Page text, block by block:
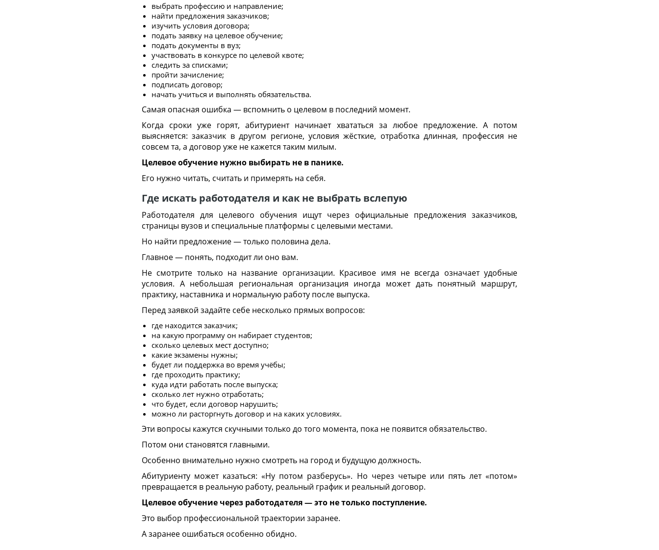
выбрать профессию и направление;
найти предложения заказчиков;
изучить условия договора;
подать заявку на целевое обучение;
подать документы в вуз;
участвовать в конкурсе по целевой квоте;
следить за списками;
пройти зачисление;
подписать договор;
начать учиться и выполнять обязательства.
Самая опасная ошибка — вспомнить о целевом в последний момент.
Когда сроки уже горят, абитуриент начинает хвататься за любое предложение. А потом
выясняется: заказчик в другом регионе, условия жёсткие, отработка длинная, профессия не
совсем та, а договор уже не кажется таким милым.
Целевое обучение нужно выбирать не в панике.
Его нужно читать, считать и примерять на себя.
Где искать работодателя и как не выбрать вслепую
Работодателя для целевого обучения ищут через официальные предложения заказчиков,
страницы вузов и специальные платформы с целевыми местами.
Но найти предложение — только половина дела.
Главное — понять, подходит ли оно вам.
Не смотрите только на название организации. Красивое имя не всегда означает удобные
условия. А небольшая региональная организация иногда может дать понятный маршрут,
практику, наставника и нормальную работу после выпуска.
Перед заявкой задайте себе несколько прямых вопросов:
где находится заказчик;
на какую программу он набирает студентов;
сколько целевых мест доступно;
какие экзамены нужны;
будет ли поддержка во время учёбы;
где проходить практику;
куда идти работать после выпуска;
сколько лет нужно отработать;
что будет, если договор нарушить;
можно ли расторгнуть договор и на каких условиях.
Эти вопросы кажутся скучными только до того момента, пока не появится обязательство.
Потом они становятся главными.
Особенно внимательно нужно смотреть на город и будущую должность.
Абитуриенту может казаться: «Ну потом разберусь». Но через четыре или пять лет «потом»
превращается в реальную работу, реальный график и реальный договор.
Целевое обучение через работодателя — это не только поступление.
Это выбор профессиональной траектории заранее.
А заранее ошибаться особенно обидно.